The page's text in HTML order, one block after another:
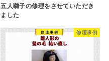
五人囃子の修理をさせていただき
ました
修理事例